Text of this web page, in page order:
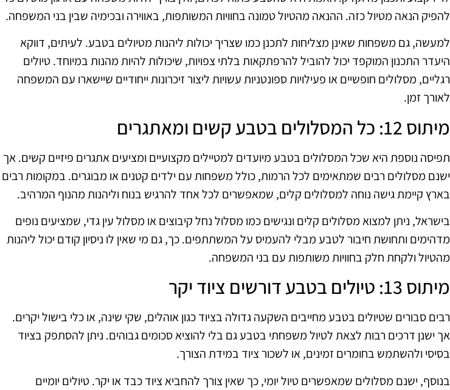
להפיק הנאה מטיול כזה. ההנאה מהטיול טמונה בחוויות המשותפות, באווירה ובכימיה שבין בני המשפחה.
למעשה, גם משפחות שאינן מצליחות לתכנן כמו שצריך יכולות ליהנות מטיולים בטבע. לעיתים, דווקא
היעדר התכנון המוקפד יכול להוביל להרפתקאות בלתי צפויות, שיכולות להיות מהנות במיוחד. טיולים
רגליים, מסלולים חופשיים או פעילויות ספונטניות עשויות ליצור זיכרונות ייחודיים שיישארו עם המשפחה
לאורך זמן.
מיתוס 12: כל המסלולים בטבע קשים ומאתגרים
תפיסה נוספת היא שכל המסלולים בטבע מיועדים למטיילים מקצועיים ומציעים אתגרים פיזיים קשים. אך
ישנם מסלולים רבים שמתאימים לכל הרמות, כולל משפחות עם ילדים קטנים או מבוגרים. במקומות רבים
בארץ קיימת גישה נוחה למסלולים קלים, שמאפשרים לכל אחד להרגיש בנוח וליהנות מהנוף המרהיב.
בישראל, ניתן למצוא מסלולים קלים ונגישים כמו מסלול נחל קיבוצים או מסלול עין גדי, שמציעים נופים
מדהימים ותחושת חיבור לטבע מבלי להעמיס על המשתתפים. כך, גם מי שאין לו ניסיון קודם יכול ליהנות
מהטיול ולקחת חלק בחוויות משותפות עם בני המשפחה.
מיתוס 13: טיולים בטבע דורשים ציוד יקר
רבים סבורים שטיולים בטבע מחייבים השקעה גדולה בציוד כגון אוהלים, שקי שינה, או כלי בישול יקרים.
אך ישנן דרכים רבות לצאת לטיול משפחתי בטבע גם בלי להוציא סכומים גבוהים. ניתן להסתפק בציוד
בסיסי ולהשתמש בחומרים זמינים, או לשכור ציוד במידת הצורך.
בנוסף, ישנם מסלולים שמאפשרים טיול יומי, כך שאין צורך להחביא ציוד כבד או יקר. טיולים יומיים